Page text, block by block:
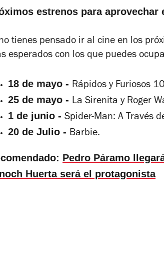
estrenos para aprovechar
tienes pensado ir al cine en los
esperados con los que puedes
18 de mayo - Rápidos yFuriosos 10
25 de mayo - La Sirenita yRoger
1 de junio - Spider-Man: A Través
20 de Julio - Barbie.
Pedro Páramo
Huerta será el protagonista